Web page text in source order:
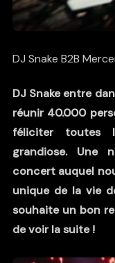
DJ Snake B2B
DJ Snake entre
réunir 40.000
féliciter toutes
grandiose. Une
concert auquel
unique de la vie
souhaite un bon
de voir la suite !